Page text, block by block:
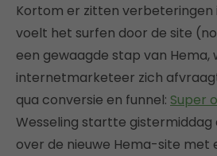
Kortom er zitten verbeteringen
voelt het surfen door de site
een gewaagde stap van Hema,
internetmarketeer zich
qua conversie en funnel: Super
Wesseling startte
over de nieuwe Hema-site met